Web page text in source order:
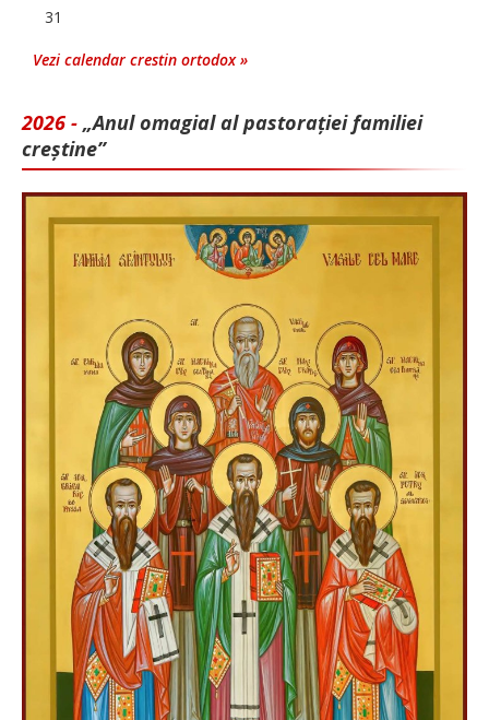
31
Vezi calendar crestin ortodox »
2026 - „Anul omagial al pastorației familiei
creștine”